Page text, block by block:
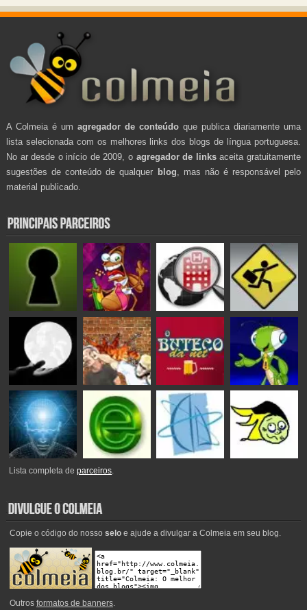
A Colmeia é um agregador de conteúdo que publica diariamente uma
lista selecionada com os melhores links dos blogs de língua portuguesa.
No ar desde o início de 2009, o agregador de linksaceita gratuitamente
sugestões de conteúdo de qualquer blog , mas não é responsável pelo
material publicado.
Lista completa deparceiros.
Copie o código do nosso seloe ajude a divulgar a Colmeia em seu blog.
Outros formatos de banners.